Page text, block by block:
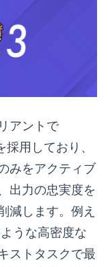
アントで
用しており、
みをアクティブ
出力の忠実度を
減します。例え
うな高密度な
ストタスクで最